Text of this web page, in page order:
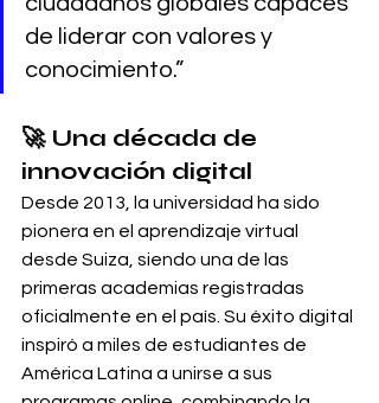
de liderar con valores y
conocimiento.”
🚀 Una década de
innovación digital
Desde 2013, la universidad ha sido
pionera en el aprendizaje virtual
desde Suiza, siendo una de las
primeras academias registradas
oficialmente en el país. Su éxito digital
inspiró a miles de estudiantes de
América Latina a unirse a sus